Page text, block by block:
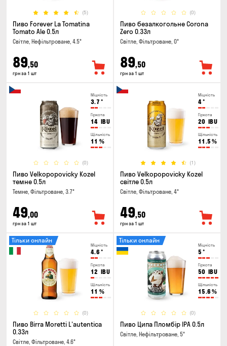
(5)
Пиво Forever La Tomatina
Tomato Ale 0.5л
Світле, Нефільтроване, 4.5°
89,50
грн за 1 шт
(0)
Пиво безалкогольне Corona
Zero 0.33л
Світле, Фільтроване, 0°
89,50
грн за 1 шт
Міцність
3.7 °
Гіркота
14 IBU
Щільність
11 %
(0)
Пиво Velkopopovicky Kozel
темне 0.5л
Темне, Фільтроване, 3.7°
49,00
грн за 1 шт
Міцність
4°
Гіркота
20 IBU
Щільність
11.5 %
(1)
Пиво Velkopopovicky Kozel
світле 0.5л
Світле, Фільтроване, 4°
49,50
грн за 1 шт
Міцність
4.6 °
Гіркота
12 IBU
Щільність
11 %
(0)
Тільки онлайн
Пиво Birra Moretti L'autentica
0.33л
Світле, Фільтроване, 4.6°
Міцність
5 °
Гіркота
50 IBU
Щільність
15.6 %
(0)
Тільки онлайн
Пиво Ципа Пломбір IPA 0.5л
Світле, Нефільтроване, 5°